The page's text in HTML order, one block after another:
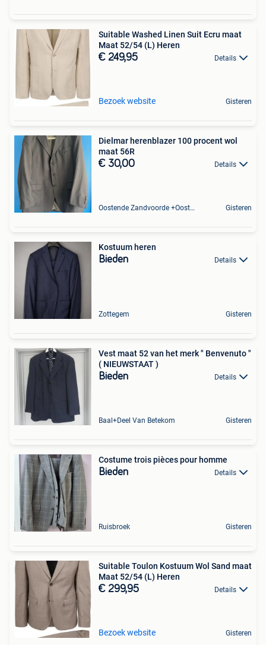
Suitable Washed Linen Suit Ecru maat
Maat 52/54 (L) Heren
€ 249,95 Details
Bezoek website Gisteren
Dielmar herenblazer 100 procent wol
maat 56R
€ 30,00 Details
Oostende Zandvoorde +Oostende Gisteren
Kostuum heren
Bieden Details
Zottegem Gisteren
Vest maat 52 van het merk " Benvenuto "
( NIEUWSTAAT )
Bieden Details
Baal+Deel Van Betekom Gisteren
Costume trois pièces pour homme
Bieden Details
Ruisbroek Gisteren
Suitable Toulon Kostuum Wol Sand maat
Maat 52/54 (L) Heren
€ 299,95 Details
Bezoek website Gisteren